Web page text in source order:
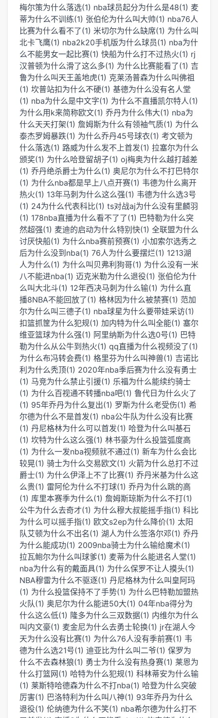
梅尔策为什么落选(1) nba球员起分为什么是48(1) 麦
蒂为什么不训练(1) 张伯伦为什么叫大帅(1) nba76人
比赛为什么看不了(1) 米切尔为什么缺席(1) 为什么叫
北卡飞鹰(1) nba2k20手机版为什么球员(1) nba为什
么不能男女一起比赛(1) 快船为什么打不过热火(1) rj
汉普顿为什么滑了这么多(1) 为什么比赛能看了(1) 吉
鲁为什么叫天王盖地虎(1) 克莱汤普森为什么叫佛祖
(1) 坎普站扣为什么不硬(1) 基德为什么没有名人堂
(1) nba为什么是中文字(1) 为什么不直播凯尔特人(1)
为什么用k来简称欧文(1) 乔丹为什么伟大(1) nba为
什么天天打架(1) 詹姆斯为什么有领袖气质(1) 为什么
泰杰罗姆暴跌(1) 为什么乔丹45号球衣(1) 考文顿为
什么落选(1) 路威为什么发不上首发(1) 拉塞尔为什么
颁奖(1) 为什么哈登留胡子(1) oj梅奥为什么越打越差
(1) 乔丹绝杀爵士为什么(1) 奥尼尔为什么不打巴特尔
(1) 为什么nba都是早上八点开赛(1) 韦德为什么离开
热火(1) 13年马刺为什么这么强(1) 韦德为什么选3号
(1) 24为什么代表科比(1) ts对战aj为什么没有里麟羽
(1) 178nba直播为什么看不了了(1) 巴特勒为什么突
然超强(1) 麦迪的启动为什么特别快(1) 全联盟为什么
讨厌快船(1) 为什么nba赛前预赛(1) 小加索尔选秀之
后为什么没到nba(1) 76人为什么要摆烂(1) 1213湖
人为什么(1) 为什么叫贝弗利狗哥(1) 为什么没有一米
八不能进nba(1) 迈克米勒为什么退役(1) 张伯伦为什
么叫大北斗(1) 12年西决马刺为什么输(1) 为什么直
播8NBA不能回放了(1) 格林因为什么被禁赛(1) 范加
尔为什么叫三德子(1) nba球星为什么要带娃采访(1)
扣篮抓筐为什么犯规(1) 加内特为什么叫全能(1) 塞尔
维亚篮球为什么强(1) 阿里纳斯为什么选0号(1) 巴特
勒为什么从公牛到热火(1) qq直播为什么视频没了(1)
为什么布冯转会费(1) 格里芬为什么叫神兽(1) 吉诺比
利为什么秃顶(1) 2020年nba季后赛为什么没有勇士
(1) 马竞为什么禁止引援(1) 乐福为什么能续约骑士
(1) 为什么百视通不转播nba吧(1) 鲁代日为什么火了
(1) 95年乔丹为什么复出(1) 罗斯为什么老受伤(1) 希
尔德为什么不是首发(1) nba公牛队为什么没有比赛
(1) 丹尼格林为什么可以首发(1) 哈登为什么叫基石
(1) 坎特为什么这么强(1) 林书豪为什么投篮弧度高
(1) 为什么一发nba视频就不通过(1) 新车为什么会比
较晃(1) 骑士为什么交易欧文(1) 火箭为什么总打不过
爵士(1) 为什么伊泽上不了比赛(1) 乔丹米基为什么这
么贵(1) 雷阿伦为什么不打球(1) 乔丹为什么跳的高
(1) 库里本赛季为什么(1) 詹姆斯琼斯为什么不打(1)
公牛为什么去奇才(1) 为什么穆大叔能摇手指(1) 科比
为什么可以摇手指(1) 欧文s2ep为什么降价(1) 太阳
队艾顿为什么不出名(1) 湖人为什么签洛尔邓(1) 乔丹
为什么能成功(1) 2009nba骑士为什么输给魔术(1)
拉瓦鲍尔为什么叫球爹(1) 麦蒂为什么能进名人堂(1)
nba为什么有的戴面具(1) 为什么保罗不让人摸头(1)
NBA穆雷为什么不驱逐(1) 丹尼格林为什么叫皇阿玛
(1) 为什么投篮保持不了手势(1) 为什么巴特勒加盟热
火队(1) 奥尼尔为什么能进50大(1) 04年nba得分为
什么这么低(1) 隆多为什么三双数据(1) 内维尔为什么
叫内文豪(1) 麦金尼为什么去勇士轮换(1) jr在湖人今
天为什么没有比赛(1) 为什么76人没有季前赛(1) 韦
德为什么选21号(1) 迪亚比为什么叫二爷(1) 保罗为
什么不去森林狼(1) 勇士为什么没有热身赛(1) 莱恩为
什么打篮网(1) 哈特为什么犯规(1) 科林蒂安为什么输
(1) 莱斯特哈德森为什么不打nba(1) 哈登为什么突破
厉害(1) 巴洛特利为什么叫八神(1) 93年乔丹为什么
退役(1) 伦纳德为什么不笑(1) nba希尔德为什么打不